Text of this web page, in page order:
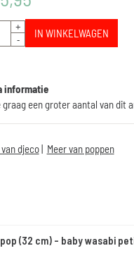
+
-
IN WINKELWAGEN
informatie
graag een groter aantal van dit
djeco| Meer van poppen
(32 cm) - baby wasabi